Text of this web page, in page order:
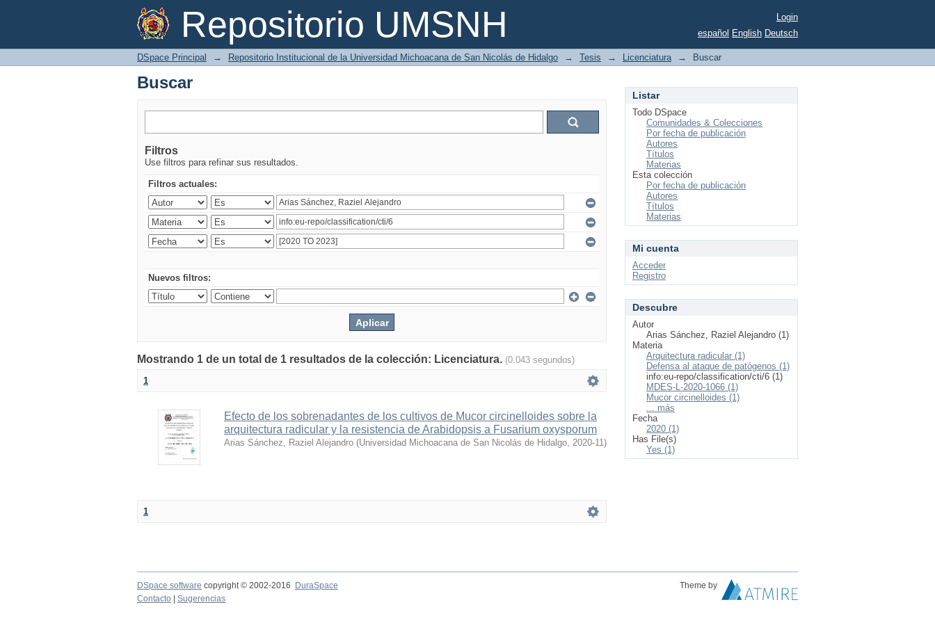
Repositorio UMSNH
Buscar
Login
español English Deutsch
DSpace Principal → Repositorio Institucional de la Universidad Michoacana de San Nicolás de Hidalgo → Tesis → Licenciatura → Buscar
Buscar
Filtros
Use filtros para refinar sus resultados.
Filtros actuales:
Nuevos filtros:
Mostrando 1 de un total de 1 resultados de la colección: Licenciatura. (0.043 segundos)
1
Efecto de los sobrenadantes de los cultivos de Mucor circinelloides sobre la
arquitectura radicular y la resistencia de Arabidopsis a Fusarium oxysporum
Arias Sánchez, Raziel Alejandro (Universidad Michoacana de San Nicolás de Hidalgo, 2020-11)
1
Listar
Todo DSpace
Comunidades & Colecciones
Por fecha de publicación
Autores
Títulos
Materias
Esta colección
Por fecha de publicación
Autores
Títulos
Materias
Mi cuenta
Acceder
Registro
Descubre
Autor
Arias Sánchez, Raziel Alejandro (1)
Materia
Arquitectura radicular (1)
Defensa al ataque de patógenos (1)
info:eu-repo/classification/cti/6 (1)
MDES-L-2020-1066 (1)
Mucor circinelloides (1)
... más
Fecha
2020 (1)
Has File(s)
Yes (1)
DSpace software copyright © 2002-2016 DuraSpace
Theme by
Contacto
Sugerencias